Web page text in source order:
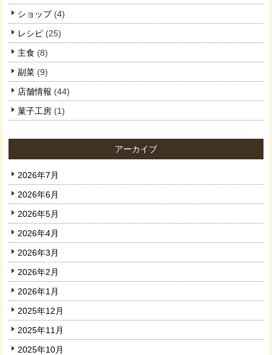
ショップ(4)
レシピ (25)
主食 (8)
副菜 (9)
店舗情報 (44)
菓子工房 (1)
アーカイブ
2026年7月
2026年6月
2026年5月
2026年4月
2026年3月
2026年2月
2026年1月
2025年12月
2025年11月
2025年10月